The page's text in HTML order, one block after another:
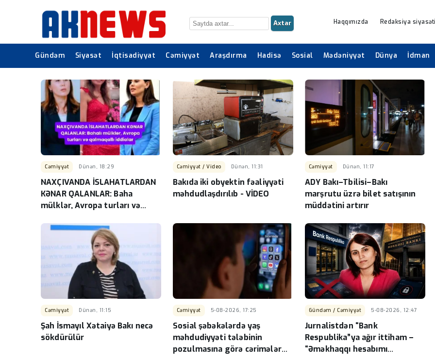
Axtar Haqqımızda Redaksiya siyasəti
Gündəm Siyasət İqtisadiyyat Cəmiyyət Araşdırma Hadisə Sosial Mədəniyyət Dünya İdman
Cəmiyyət Dünən, 18:29
NAXÇIVANDA İSLAHATLARDAN
KƏNAR QALANLAR: Baha
mülklər, Avropa turları və
Cəmiyyət / Video Dünən, 11:31
Bakıda iki obyektin fəaliyyəti
məhdudlaşdırılıb - VİDEO
Cəmiyyət Dünən, 11:17
ADY Bakı–Tbilisi–Bakı
marşrutu üzrə bilet satışının
müddətini artırır
Cəmiyyət Dünən, 11:15
Şah İsmayıl Xətaiyə Bakı necə
sökdürülür
Cəmiyyət 5-08-2026, 17:25
Sosial şəbəkələrdə yaş
məhdudiyyəti tələbinin
pozulmasına görə cərimələr
Gündəm / Cəmiyyət 5-08-2026, 12:47
Jurnalistdən “Bank
Respublika”ya ağır ittiham –
“Əməkhaqqı hesabımı